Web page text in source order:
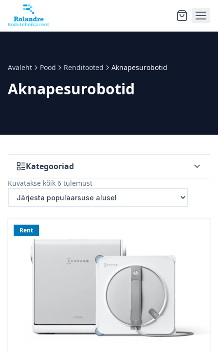
Avaleht Pood Renditooted Aknapesurobotid
Aknapesurobotid
Kategooriad
Kuvatakse kõik 6 tulemustSorted
by
popularity
Rent